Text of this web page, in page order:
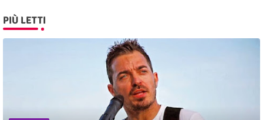
PIÙ LETTI